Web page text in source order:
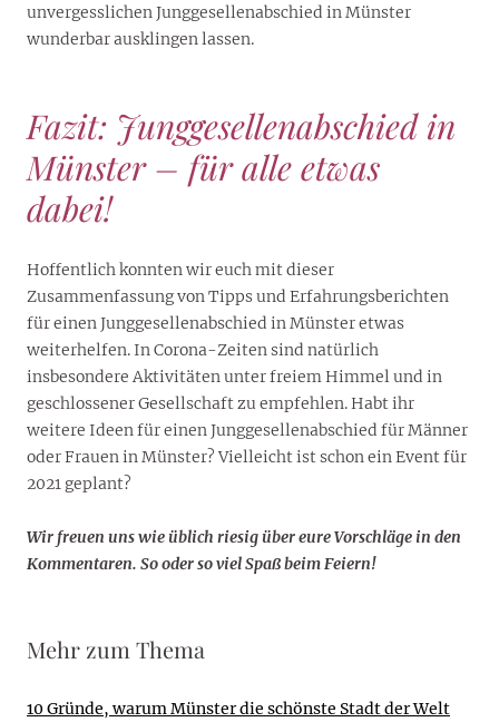
unvergesslichen Junggesellenabschied in Münster
wunderbar ausklingen lassen.
Fazit: Junggesellenabschied in
Münster – für alle etwas
dabei!
Hoffentlich konnten wir euch mit dieser
Zusammenfassung von Tipps und Erfahrungsberichten
für einen Junggesellenabschied in Münster etwas
weiterhelfen. In Corona-Zeiten sind natürlich
insbesondere Aktivitäten unter freiem Himmel und in
geschlossener Gesellschaft zu empfehlen. Habt ihr
weitere Ideen für einen Junggesellenabschied für Männer
oder Frauen in Münster? Vielleicht ist schon ein Event für
2021 geplant?
Wir freuen uns wie üblich riesig über eure Vorschläge in den
Kommentaren. So oder so viel Spaß beim Feiern!
Mehr zum Thema
10 Gründe, warum Münster die schönste Stadt der Welt